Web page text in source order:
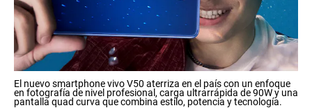
El nuevo smartphone vivo V50 aterriza en el país con un enfoque
en fotografía de nivel profesional, carga ultrarrápida de 90W y una
pantalla quad curva que combina estilo, potencia y tecnología.